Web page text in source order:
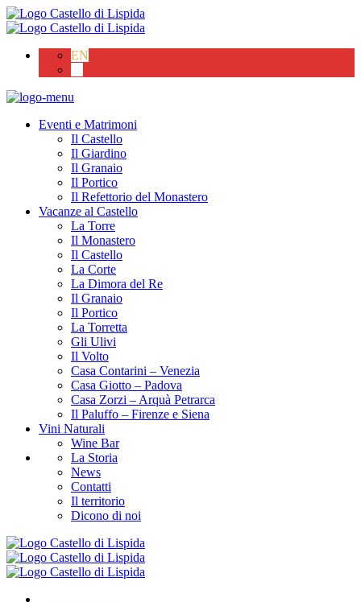
EN
Eventi e Matrimoni
Il Castello
Il Giardino
Il Granaio
Il Portico
Il Refettorio del Monastero
Vacanze al Castello
La Torre
Il Monastero
Il Castello
La Corte
La Dimora del Re
Il Granaio
Il Portico
La Torretta
Gli Ulivi
Il Volto
Casa Contarini – Venezia
Casa Giotto – Padova
Casa Zorzi – Arquà Petrarca
Il Paluffo – Firenze e Siena
Vini Naturali
Wine Bar
La Storia
News
Contatti
Il territorio
Dicono di noi